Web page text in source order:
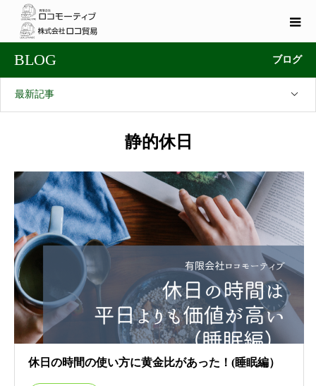
BLOG ブログ
最新記事
静的休日
休日の時間の使い方に黄金比があった！(睡眠編）